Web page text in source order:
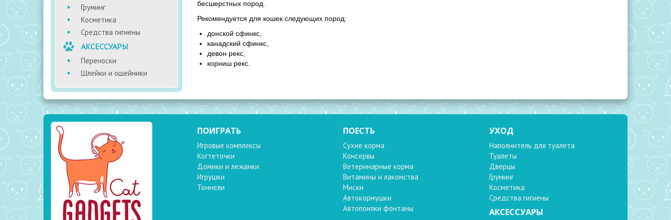
Груминг
Косметика
Средства гигиены
АКСЕССУАРЫ
Переноски
Шлейки и ошейники
бесшерстных пород.
Рекомендуется для кошек следующих пород:
донской сфинкс,
канадский сфинкс,
девон рекс,
корниш рекс.
ПОИГРАТЬ
Игровые комплексы
Когтеточки
Домики и лежанки
Игрушки
Тоннели
ПОЕСТЬ
Сухие корма
Консервы
Ветеринарные корма
Витамины и лакомства
Миски
Автокормушки
Автопоилки фонтаны
УХОД
Наполнитель для туалета
Туалеты
Дверцы
Груминг
Косметика
Средства гигиены
АКСЕССУАРЫ